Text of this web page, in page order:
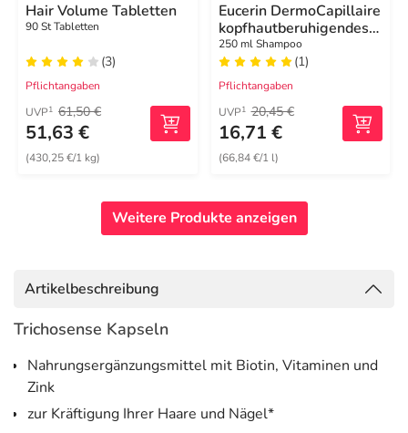
Hair Volume Tabletten
90 St Tabletten
(3)
Pflichtangaben
UVP1 61,50 €
51,63 €
(430,25 €/1 kg)
Eucerin DermoCapillaire
kopfhautberuhigendes
Urea Shampoo
250 ml Shampoo
(1)
Pflichtangaben
UVP1 20,45 €
16,71 €
(66,84 €/1 l)
Weitere Produkte anzeigen
Artikelbeschreibung
Trichosense Kapseln
Nahrungsergänzungsmittel mit Biotin, Vitaminen und
Zink
zur Kräftigung Ihrer Haare und Nägel*